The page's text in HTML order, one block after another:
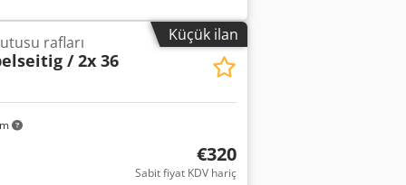
Küçük ilan
rafları
/ 2x 36
€320
Sabit fiyat KDV hariç